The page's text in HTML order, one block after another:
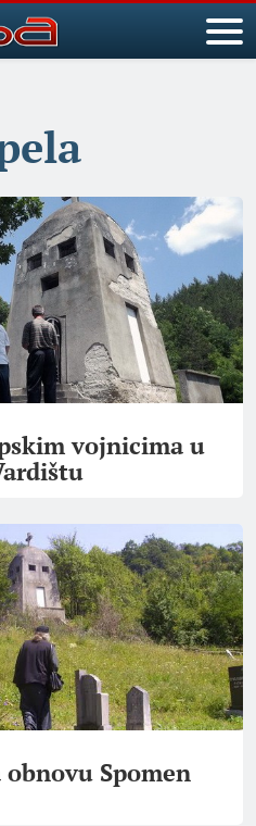
vojnicima u
Spomen